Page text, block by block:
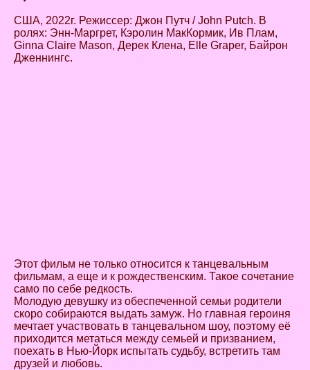
США, 2022г. Режиссер: Джон Путч / John Putch. В
ролях: Энн-Маргрет, Кэролин МакКормик, Ив Плам,
Ginna Claire Mason, Дерек Клена, Elle Graper, Байрон
Дженнингс.
Этот фильм не только относится к танцевальным
фильмам, а еще и к рождественским. Такое сочетание
само по себе редкость.
Молодую девушку из обеспеченной семьи родители
скоро собираются выдать замуж. Но главная героиня
мечтает участвовать в танцевальном шоу, поэтому её
приходится метаться между семьей и призванием,
поехать в Нью-Йорк испытать судьбу, встретить там
друзей и любовь.